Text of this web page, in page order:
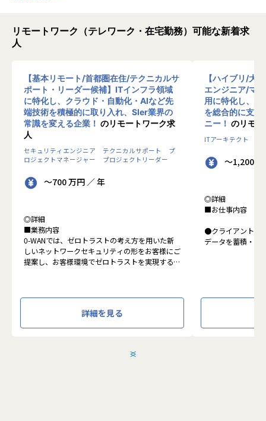
リモートワーク（テレワーク・在宅勤務）可能な新着求
人
【基本リモート/首都圏在住/テクニカルサ
ポート・リーダー候補】ITインフラ領域
に特化し、クラウド・自動化・AIなど先
端技術を積極的に取り入れ、SIer業界の
常識を変える企業！ のリモートワーク求
人
セキュリティエンジニア テクニカルサポート
プ
ロジェクトマネージャー
プロジェクトリーダー
～700 万円 ／ 年
◎詳細
■業務内容
0-WANでは、ゼロトラストの考え方を用いた新
しいネットワークセキュリティの形をお客様にご
提案し、お客様環境でゼロトラストを実現するた
本求人で採用する方には、テクニカルサポートや
エンジニアとしての高いスキルに加えて、チャレ
詳細を見る
【ハイブリ/大
エンジニア/マ
用に特化し、
を総合的に支援
ニー！ のリモ
ITアーキテクト
～1,200
◎詳細
■お仕事内容
●クライアントの
データを蓄積・加
って頂きます。
＜
＞